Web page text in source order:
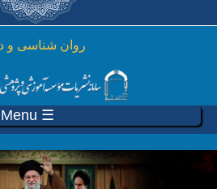
رفتن به محتوای اصلی
روان شناسی و
☰ Menu